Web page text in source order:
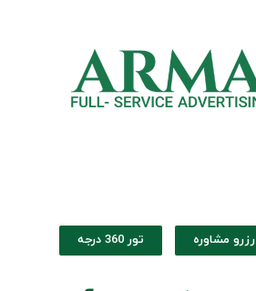
رزرو مشاوره تور 360 درجه